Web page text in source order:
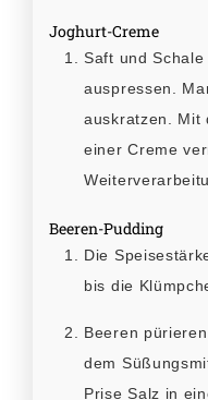
Joghurt-Creme
Saft und
auspressen.
auskratzen. Mit
einer Creme
Beeren-Pudding
Die
bis die
Beeren
dem
Prise Salz in